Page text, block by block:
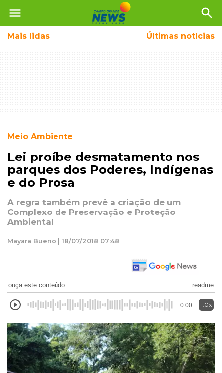
menu search
Mais lidas Últimas notícias
Meio Ambiente
Lei proíbe desmatamento nos
parques dos Poderes, Indígenas
e do Prosa
A regra também prevê a criação de um
Complexo de Preservação e Proteção
Ambiental
Mayara Bueno | 18/07/2018 07:48
ouça este conteúdo readme
0:00 1.0x